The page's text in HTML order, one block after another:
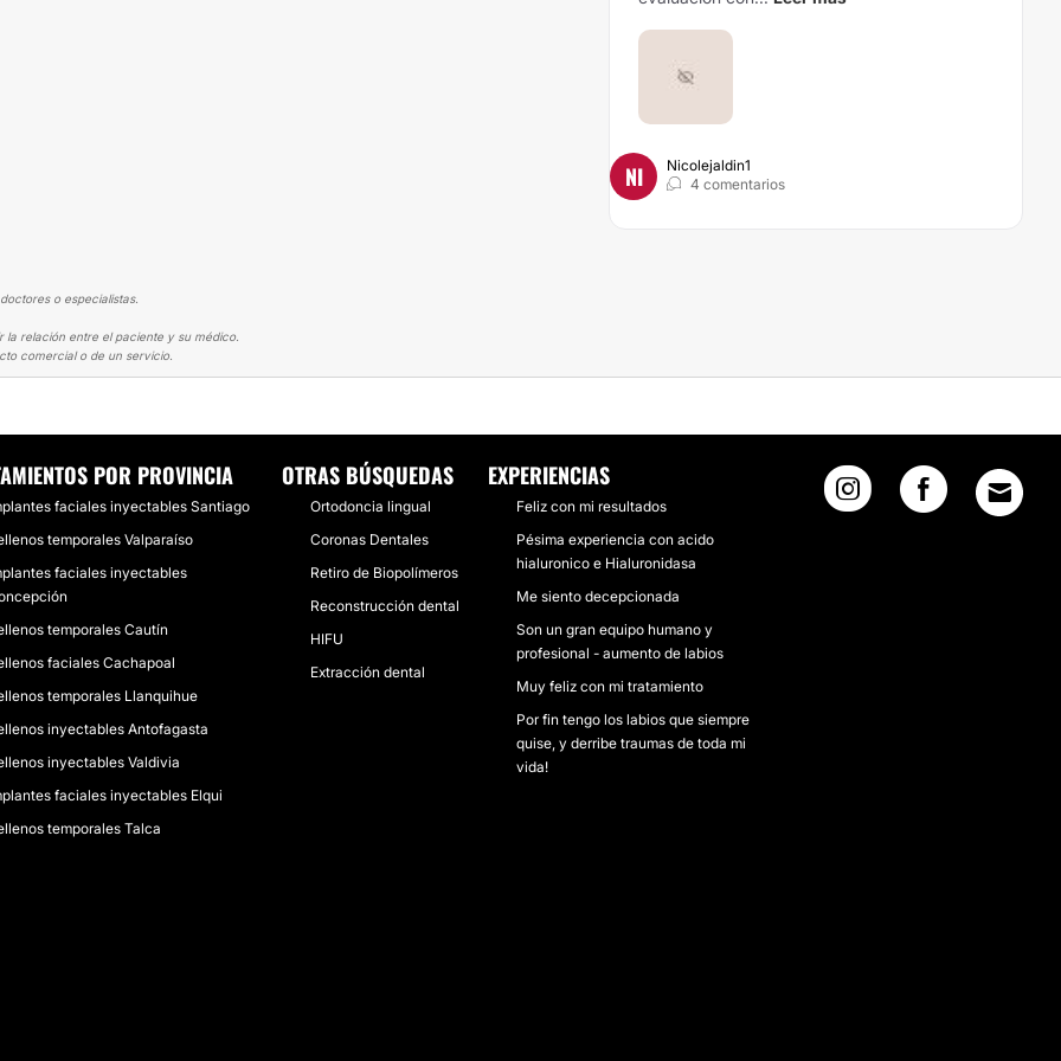
NI
Nicolejaldin1
4 comentarios
o especialistas.
relación entre el paciente y su médico.
comercial o de un servicio.
POR PROVINCIA
faciales inyectables Santiago
temporales Valparaíso
faciales inyectables
temporales Cautín
faciales Cachapoal
temporales Llanquihue
inyectables Antofagasta
inyectables Valdivia
faciales inyectables Elqui
temporales Talca
OTRAS BÚSQUEDAS
Ortodoncia lingual
Coronas Dentales
Retiro de Biopolímeros
Reconstrucción dental
HIFU
Extracción dental
EXPERIENCIAS
Feliz con mi resultados
Pésima experiencia con acido
hialuronico e Hialuronidasa
Me siento decepcionada
Son un gran equipo humano y
profesional - aumento de labios
Muy feliz con mi tratamiento
Por fin tengo los labios que siempre
quise, y derribe traumas de toda mi
vida!